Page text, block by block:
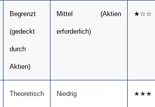
Begrenzt
(gedeckt
durch
Aktien)
Mittel (Aktien
erforderlich)
★☆☆
Theoretisch Niedrig ★★★